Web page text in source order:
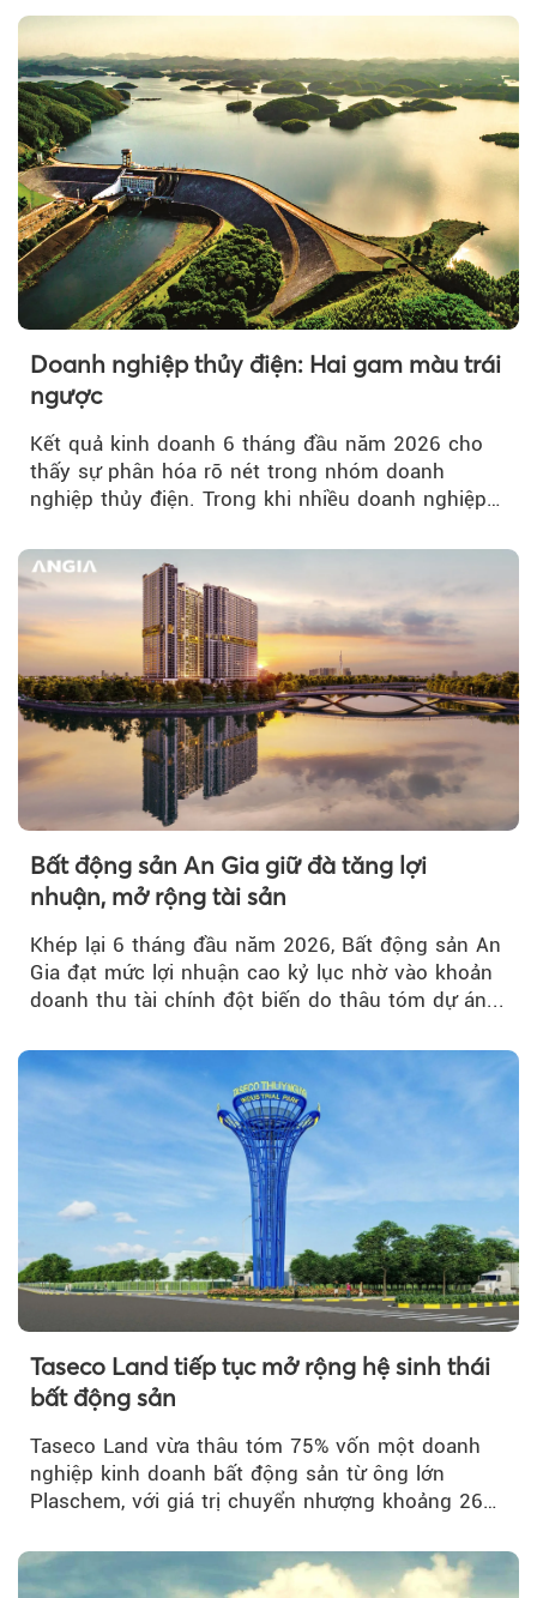
Doanh nghiệp thủy điện: Hai gam màu trái
ngược
Kết quả kinh doanh 6 tháng đầu năm 2026 cho
thấy sự phân hóa rõ nét trong nhóm doanh
nghiệp thủy điện. Trong khi nhiều doanh nghiệp
Bất động sản An Gia giữ đà tăng lợi
nhuận, mở rộng tài sản
Khép lại 6 tháng đầu năm 2026, Bất động sản An
Gia đạt mức lợi nhuận cao kỷ lục nhờ vào khoản
doanh thu tài chính đột biến do thâu tóm dự án...
Taseco Land tiếp tục mở rộng hệ sinh thái
bất động sản
Taseco Land vừa thâu tóm 75% vốn một doanh
nghiệp kinh doanh bất động sản từ ông lớn
Plaschem, với giá trị chuyển nhượng khoảng 262